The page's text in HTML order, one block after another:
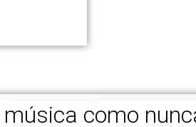
música como